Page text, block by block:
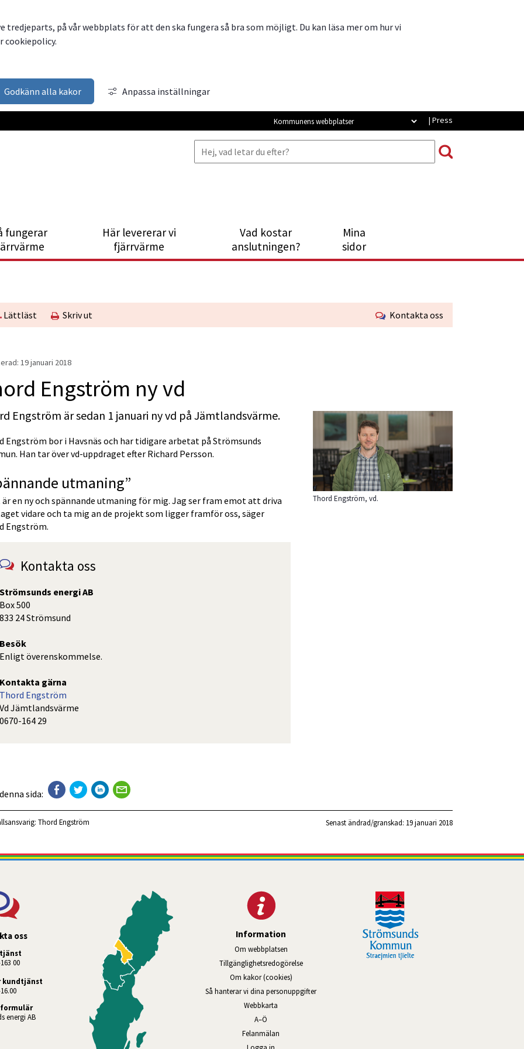
tredjeparts, på vår webbplats för att den ska fungera så bra som möjligt. Du kan läsa mer om hur vi
cookiepolicy.
Godkänn alla kakor Anpassa inställningar
| Press
Strömsunds webbplatser
fungerar
Här levererar vi
fjärrvärme
Vad kostar
anslutningen?
Mina
sidorLänk till annan webbplats,
Lättläst Skriv ut Kontakta oss
19 januari 2018
Engström ny vd
Engström är sedan 1 januari ny vd på Jämtlandsvärme.
Engström bor i Havsnäs och har tidigare arbetat på Strömsunds
Han tar över vd-uppdraget efter Richard Persson.
utmaning”
är en ny och spännande utmaning för mig. Jag ser fram emot att driva
vidare och ta mig an de projekt som ligger framför oss, säger
Engström.
Thord Engström, vd.
Kontakta oss
Strömsunds energi AB
Box 500
833 24 Strömsund
Besök
Enligt överenskommelse.
Kontakta gärna
Thord Engström
Vd Jämtlandsvärme
0670-164 29
sida:
Thord Engström Senast ändrad/granskad: 19 januari 2018
i nytt fönster.
oss
00
kundtjänst
energi AB
Information
Om webbplatsen
Tillgänglighetsredogörelse
Om kakor (cookies)
Så hanterar vi dina personuppgifter
Webbkarta
A–Ö
Felanmälan